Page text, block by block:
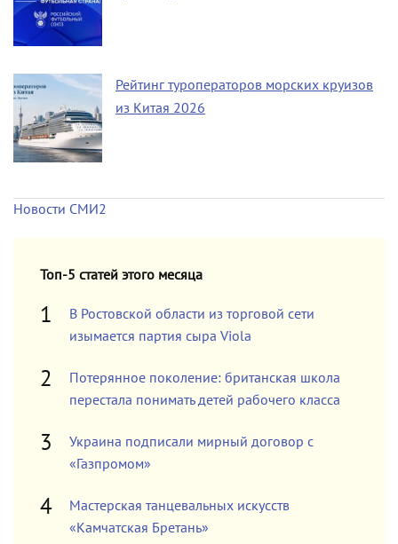
Рейтинг туроператоров морских круизов
из Китая 2026
Новости СМИ2
Топ-5 статей этого месяца
В Ростовской области из торговой сети
изымается партия сыра Viola
Потерянное поколение: британская школа
перестала понимать детей рабочего класса
Украина подписали мирный договор с
«Газпромом»
Мастерская танцевальных искусств
«Камчатская Бретань»